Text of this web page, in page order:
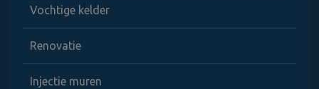
Vochtige kelder
Renovatie
Injectie muren